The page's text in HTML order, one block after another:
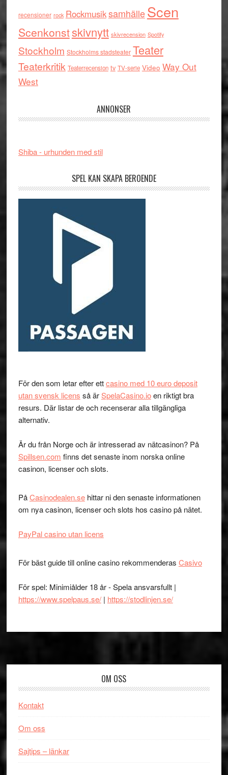
recensioner rock RockmusiksamhälleScen
Scenkonstskivnytt skivrecension Spotify
Stockholm Stockholms stadsteater Teater
Teaterkritik Teaterrecension tv TV-serie Video Way Out
West
ANNONSER
Shiba - urhunden med stil
SPEL KAN SKAPA BEROENDE
För den som letar efter ettcasino med 10 euro deposit
utan svensk licens så ärSpelaCasino.ioen riktigt bra
resurs. Där listar de och recenserar alla tillgängliga
alternativ.
Är du från Norge och är intresserad av nätcasinon? På
Spillsen.com finns det senaste inom norska online
casinon, licenser och slots.
PåCasinodealen.sehittar ni den senaste informationen
om nya casinon, licenser och slots hos casino på nätet.
PayPal casino utan licens
För bäst guide till online casino rekommenderas Casivo
För spel: Minimiålder 18 år - Spela ansvarsfullt |
https://www.spelpaus.se/| https://stodlinjen.se/
OM OSS
Kontakt
Om oss
Sajtips – länkar